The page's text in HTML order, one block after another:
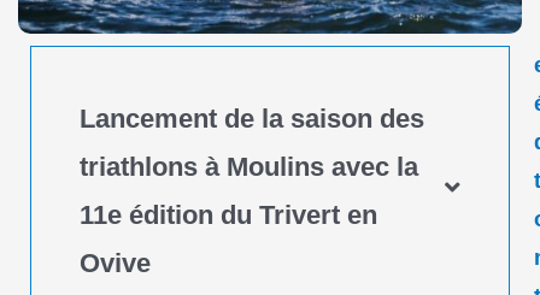
Lancement de la saison des
triathlons à Moulins avec la
11e édition du Trivert en
Ovive